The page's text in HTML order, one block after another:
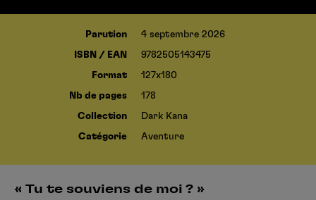
Parution 4 septembre 2026
ISBN / EAN 9782505143475
Format 127x180
Nb de pages 178
Collection Dark Kana
Catégorie Aventure
« Tu te souviens de moi ? »